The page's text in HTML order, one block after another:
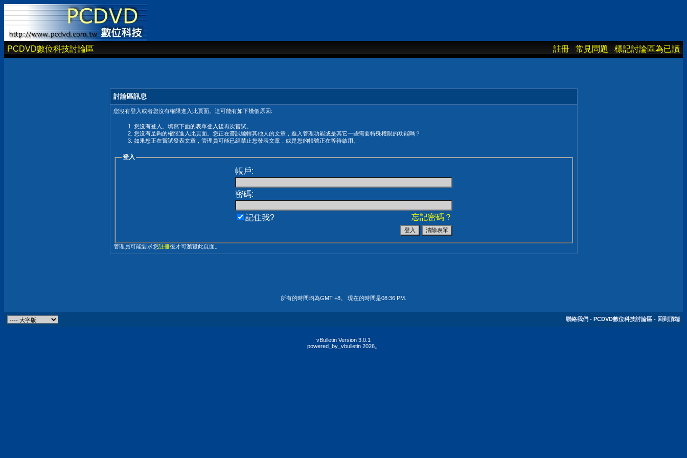
PCDVD數位科技討論區 註冊 常見問題 標記討論區為已讀
討論區訊息
您沒有登入或者您沒有權限進入此頁面。這可能有如下幾個原因:
您沒有登入。填寫下面的表單登入後再次嘗試。
您沒有足夠的權限進入此頁面。您正在嘗試編輯其他人的文章，進入管理功能或是其它一些需要特殊權限的功能嗎？
如果您正在嘗試發表文章，管理員可能已經禁止您發表文章，或是您的帳號正在等待啟用。
登入
帳戶:
密碼:
忘記密碼？
記住我?
管理員可能要求您註冊後才可瀏覽此頁面。
所有的時間均為GMT +8。 現在的時間是08:36 PM
聯絡我們 - PCDVD數位科技討論區 - 回到頂端
vBulletin Version 3.0.1
powered_by_vbulletin 2026。